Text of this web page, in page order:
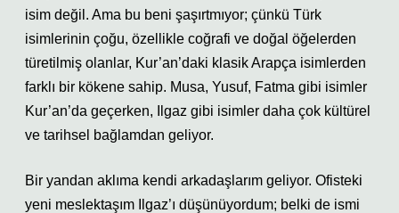
isim değil. Ama bu beni şaşırtmıyor; çünkü Türk
isimlerinin çoğu, özellikle coğrafi ve doğal öğelerden
türetilmiş olanlar, Kur’an’daki klasik Arapça isimlerden
farklı bir kökene sahip. Musa, Yusuf, Fatma gibi isimler
Kur’an’da geçerken, Ilgaz gibi isimler daha çok kültürel
ve tarihsel bağlamdan geliyor.
Bir yandan aklıma kendi arkadaşlarım geliyor. Ofisteki
yeni meslektaşım Ilgaz’ı düşünüyordum; belki de ismi